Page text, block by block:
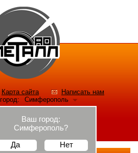
Карта сайта
Написать нам
Симферополь
Ваш город:
Симферополь?
Да
Нет